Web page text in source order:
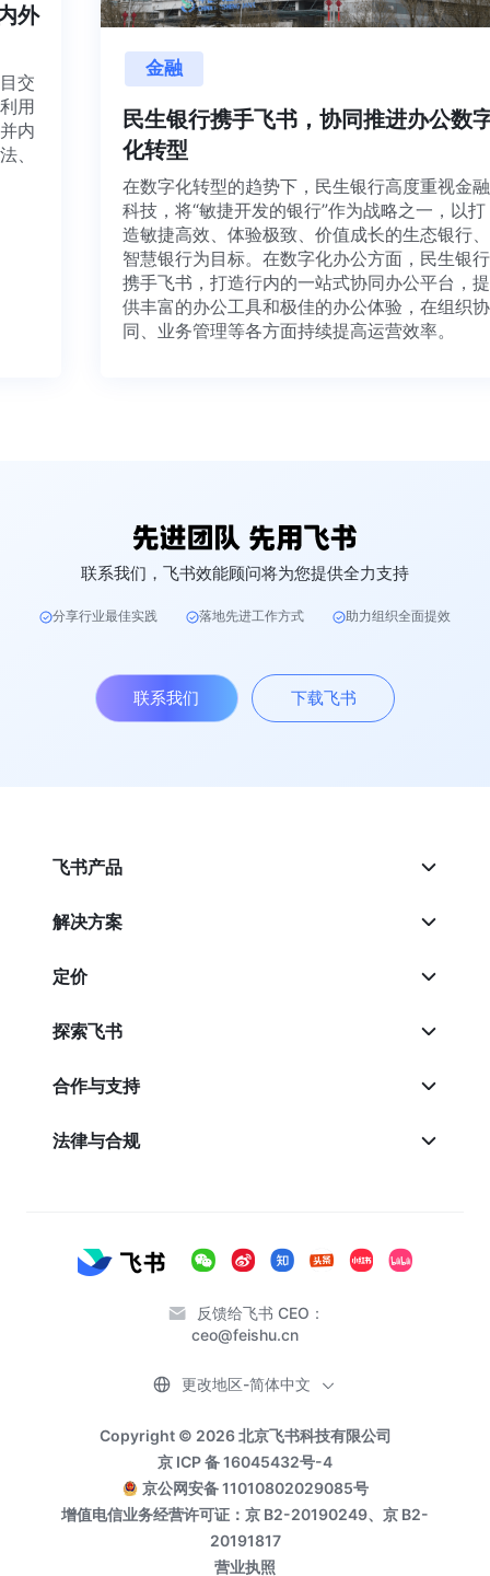
外
目交
利用
并内
法、
金融
民生银行携手飞书，协同推进办公
化转型
在数字化转型的趋势下，民生银行高度重视
科技，将“敏捷开发的银行”作为战略之一，以
造敏捷高效、体验极致、价值成长的生态银
智慧银行为目标。在数字化办公方面，民生
携手飞书，打造行内的一站式协同办公平台
供丰富的办公工具和极佳的办公体验，在组
同、业务管理等各方面持续提高运营效率。
联系我们，飞书效能顾问将为您提供全力支持
分享行业最佳实践 落地先进工作方式 助力组织全面提效
联系我们 下载飞书
飞书产品
解决方案
定价
探索飞书
合作与支持
法律与合规
反馈给飞书 CEO：
ceo@feishu.cn
Copyright © 2026 北京飞书科技有限公司
京 ICP 备 16045432号-4
京公网安备 11010802029085号
增值电信业务经营许可证：京 B2-20190249、京 B2-
20191817
营业执照
更改地区-简体中文